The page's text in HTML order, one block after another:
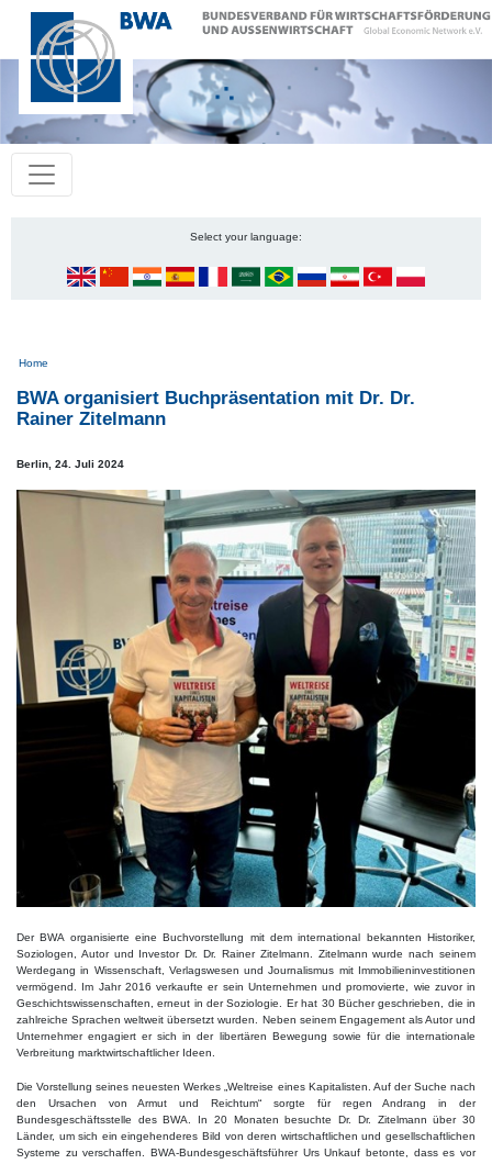
Select your language:
Pfadnavigation
Home
BWA organisiert Buchpräsentation mit Dr. Dr.
Rainer Zitelmann
Berlin, 24. Juli 2024
Der BWA organisierte eine Buchvorstellung mit dem international bekannten Historiker,
Soziologen, Autor und Investor Dr. Dr. Rainer Zitelmann. Zitelmann wurde nach seinem
Werdegang in Wissenschaft, Verlagswesen und Journalismus mit Immobilieninvestitionen
vermögend. Im Jahr 2016 verkaufte er sein Unternehmen und promovierte, wie zuvor in
Geschichtswissenschaften, erneut in der Soziologie. Er hat 30 Bücher geschrieben, die in
zahlreiche Sprachen weltweit übersetzt wurden. Neben seinem Engagement als Autor und
Unternehmer engagiert er sich in der libertären Bewegung sowie für die internationale
Verbreitung marktwirtschaftlicher Ideen.
Die Vorstellung seines neuesten Werkes „Weltreise eines Kapitalisten. Auf der Suche nach
den Ursachen von Armut und Reichtum“ sorgte für regen Andrang in der
Bundesgeschäftsstelle des BWA. In 20 Monaten besuchte Dr. Dr. Zitelmann über 30
Länder, um sich ein eingehenderes Bild von deren wirtschaftlichen und gesellschaftlichen
Systeme zu verschaffen. BWA-Bundesgeschäftsführer Urs Unkauf betonte, dass es vor